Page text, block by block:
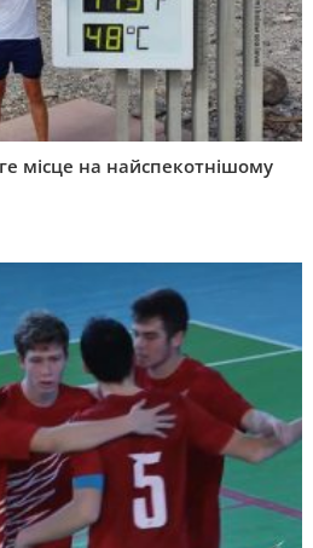
місце на найспекотнішому